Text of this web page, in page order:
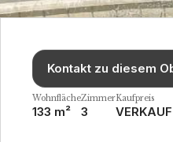
Kontakt zu diesem
Wohnfläche
133 m²
Zimmer
3
Kaufpreis